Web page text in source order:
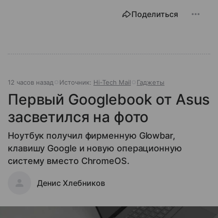
Поделиться
12 часов назад Источник: Hi-Tech Mail Гаджеты
Первый Googlebook от Asus
засветился на фото
Ноутбук получил фирменную Glowbar,
клавишу Google и новую операционную
систему вместо ChromeOS.
Денис Хлебников